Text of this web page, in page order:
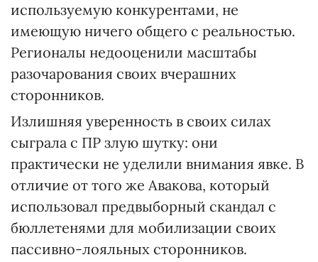
используемую конкурентами, не
имеющую ничего общего с реальностью.
Регионалы недооценили масштабы
разочарования своих вчерашних
сторонников.
Излишняя уверенность в своих силах
сыграла с ПР злую шутку: они
практически не уделили внимания явке. В
отличие от того же Авакова, который
использовал предвыборный скандал с
бюллетенями для мобилизации своих
пассивно-лояльных сторонников.